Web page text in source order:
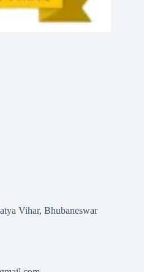
Vihar, Bhubaneswar